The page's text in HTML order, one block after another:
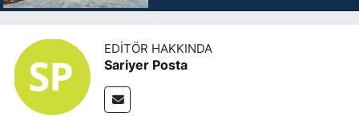
EDITÖR HAKKINDA
Sariyer Posta